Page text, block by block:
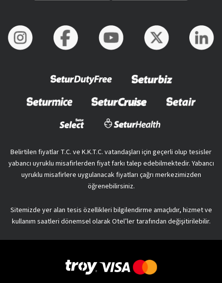
Belirtilen fiyatlar T.C. ve K.K.T.C. vatandaşları için geçerli olup tesisler
yabancı uyruklu misafirlerden fiyat farkı talep edebilmektedir. Yabancı
uyruklu misafirlere uygulanacak fiyatları çağrı merkezimizden
öğrenebilirsiniz.
Sitemizde yer alan tesis özellikleri bilgilendirme amaçlıdır, hizmet ve
kullanım saatleri dönemsel olarak Otel’ler tarafından değişitirilebilir.